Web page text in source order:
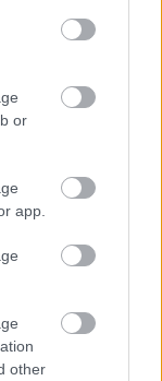
or
app.
other
a jövő hétre nem
2016-ban
Meier nevével
a bejelentést
szolgálja fel
magába foglal
Gathering
a természeti
továbbá négy
Scenario Pack,